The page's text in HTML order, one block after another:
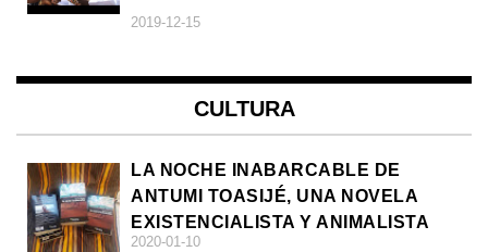
2019-12-15
CULTURA
LA NOCHE INABARCABLE DE
ANTUMI TOASIJÉ, UNA NOVELA
EXISTENCIALISTA Y ANIMALISTA
2020-01-10